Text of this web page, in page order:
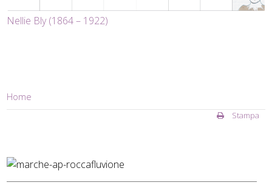
Nellie Bly (1864 – 1922)
Home
Stampa